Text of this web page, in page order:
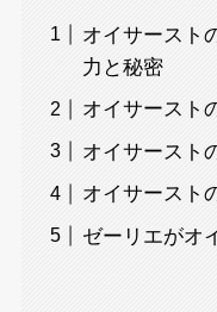
オイサースト
力と秘密
オイサースト
オイサースト
オイサースト
ゼーリエがオ